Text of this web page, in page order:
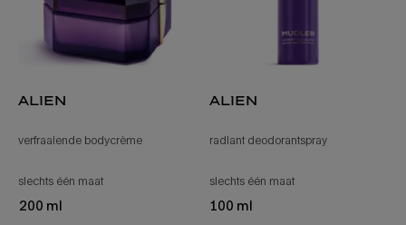
alien
verfraaiende bodycrème
slechts één maat
200 ml
alien
radiant deodorantspray
slechts één maat
100 ml